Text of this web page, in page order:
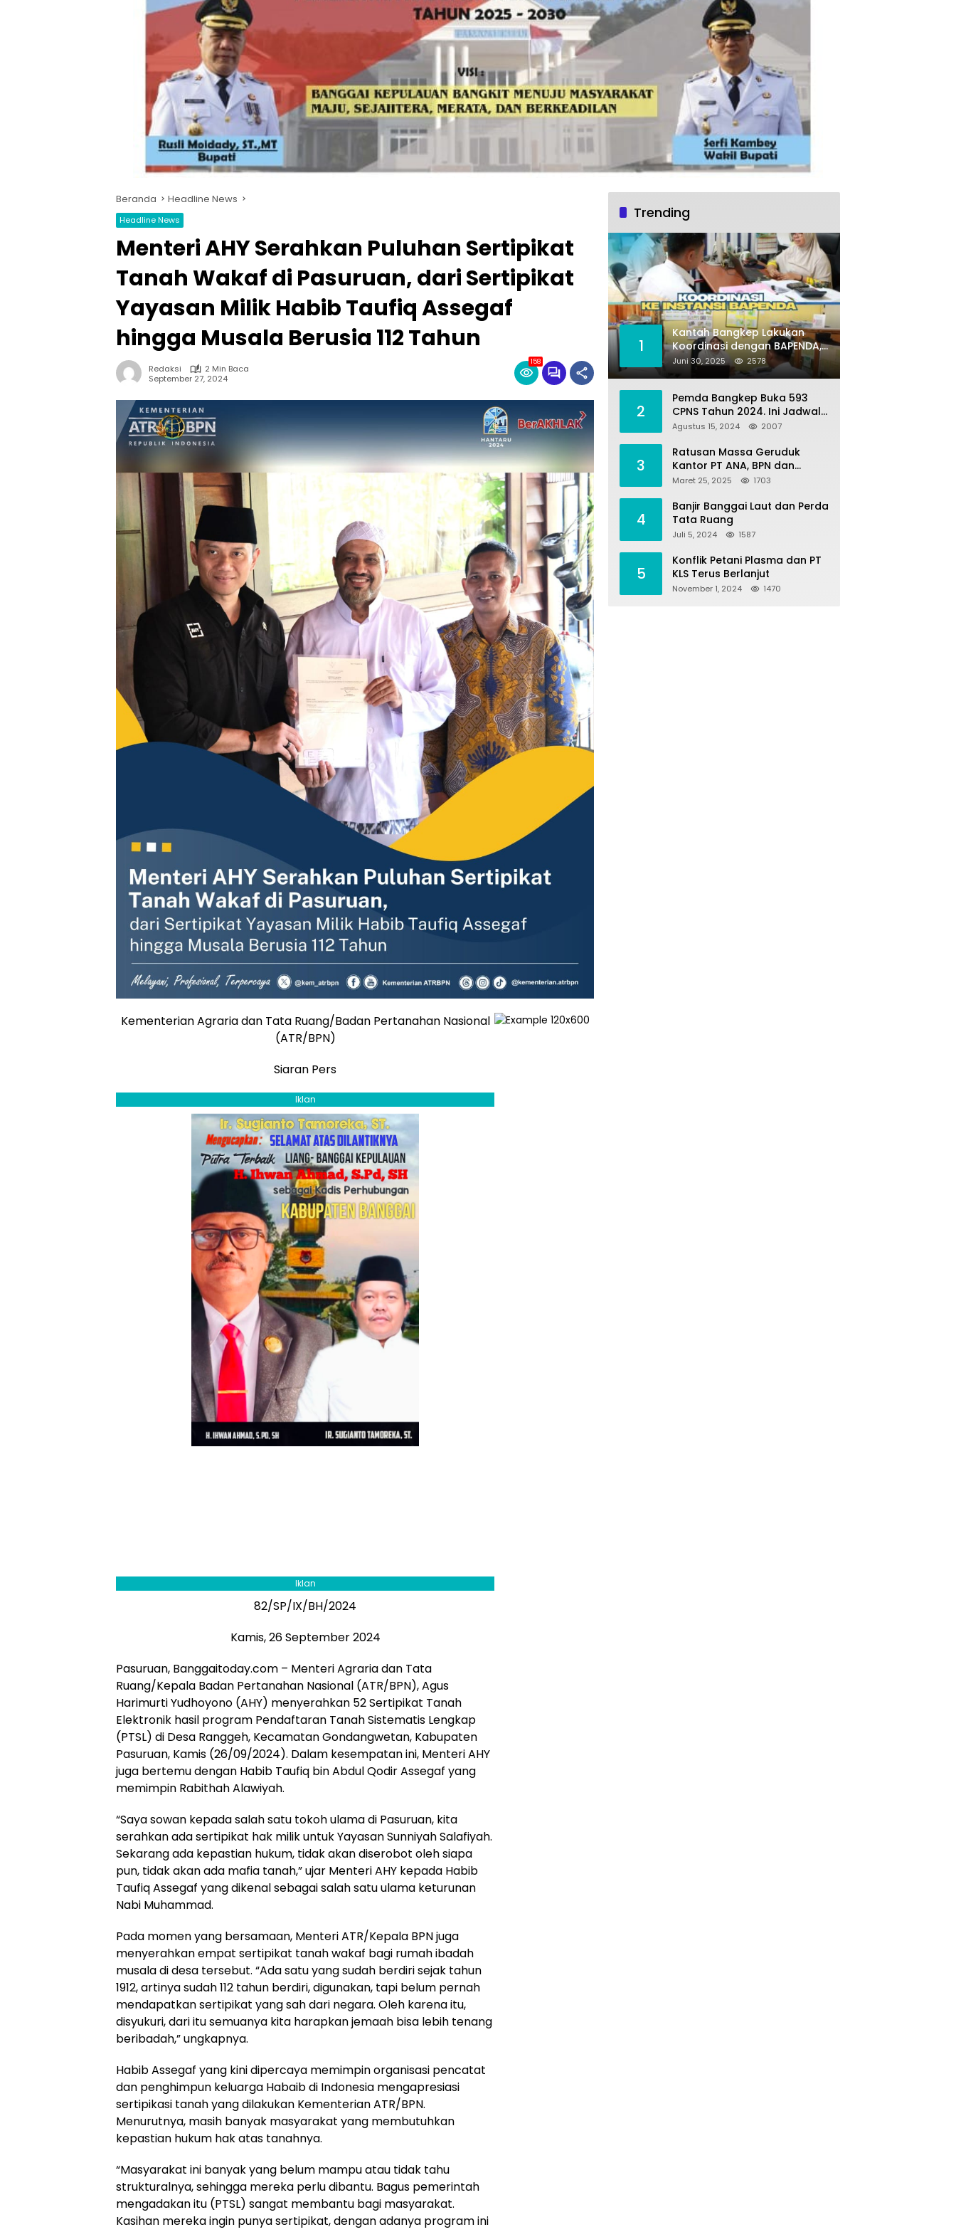
Beranda Headline News
Headline News
Menteri AHY Serahkan Puluhan Sertipikat
Tanah Wakaf di Pasuruan, dari Sertipikat
Yayasan Milik Habib Taufiq Assegaf
hingga Musala Berusia 112 Tahun
Redaksi
2 Min Baca
September 27, 2024
158
Kementerian Agraria dan Tata Ruang/Badan Pertanahan Nasional
(ATR/BPN)
Siaran Pers
Iklan
Iklan
82/SP/IX/BH/2024
Kamis, 26 September 2024
Pasuruan, Banggaitoday.com – Menteri Agraria dan Tata
Ruang/Kepala Badan Pertanahan Nasional (ATR/BPN), Agus
Harimurti Yudhoyono (AHY) menyerahkan 52 Sertipikat Tanah
Elektronik hasil program Pendaftaran Tanah Sistematis Lengkap
(PTSL) di Desa Ranggeh, Kecamatan Gondangwetan, Kabupaten
Pasuruan, Kamis (26/09/2024). Dalam kesempatan ini, Menteri AHY
juga bertemu dengan Habib Taufiq bin Abdul Qodir Assegaf yang
memimpin Rabithah Alawiyah.
“Saya sowan kepada salah satu tokoh ulama di Pasuruan, kita
serahkan ada sertipikat hak milik untuk Yayasan Sunniyah Salafiyah.
Sekarang ada kepastian hukum, tidak akan diserobot oleh siapa
pun, tidak akan ada mafia tanah,” ujar Menteri AHY kepada Habib
Taufiq Assegaf yang dikenal sebagai salah satu ulama keturunan
Nabi Muhammad.
Pada momen yang bersamaan, Menteri ATR/Kepala BPN juga
menyerahkan empat sertipikat tanah wakaf bagi rumah ibadah
musala di desa tersebut. “Ada satu yang sudah berdiri sejak tahun
1912, artinya sudah 112 tahun berdiri, digunakan, tapi belum pernah
mendapatkan sertipikat yang sah dari negara. Oleh karena itu,
disyukuri, dari itu semuanya kita harapkan jemaah bisa lebih tenang
beribadah,” ungkapnya.
Habib Assegaf yang kini dipercaya memimpin organisasi pencatat
dan penghimpun keluarga Habaib di Indonesia mengapresiasi
sertipikasi tanah yang dilakukan Kementerian ATR/BPN.
Menurutnya, masih banyak masyarakat yang membutuhkan
kepastian hukum hak atas tanahnya.
“Masyarakat ini banyak yang belum mampu atau tidak tahu
strukturalnya, sehingga mereka perlu dibantu. Bagus pemerintah
mengadakan itu (PTSL) sangat membantu bagi masyarakat.
Kasihan mereka ingin punya sertipikat, dengan adanya program ini
Trending
1
Kantah Bangkep Lakukan
Koordinasi dengan BAPENDA,
Terkait Kegiatan Fasilitasi
Penilaian Tanah dan Ekonomi
Juni 30, 2025 2578
2
Pemda Bangkep Buka 593
CPNS Tahun 2024. Ini Jadwal
Seleksi Pengadaannya
Agustus 15, 2024 2007
3
Ratusan Massa Geruduk
Kantor PT ANA, BPN dan
Polres Morut, Ini Tuntutannya
Maret 25, 2025 1703
4
Banjir Banggai Laut dan Perda
Tata Ruang
Juli 5, 2024 1587
5
Konflik Petani Plasma dan PT
KLS Terus Berlanjut
November 1, 2024 1470